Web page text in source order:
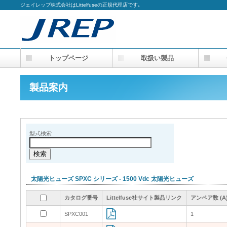
ジェイレップ株式会社はLittelfuseの正規代理店です｡
製品案内
型式検索
太陽光ヒューズ SPXC シリーズ - 1500 Vdc 太陽光ヒューズ
カタログ番号 Littelfuse社サイト製品リンク アンペア数
カタログ番号 Littelfuse社サイト製品リンク アンペア数
カタログ番号 Littelfuse社サイト製品リンク アンペア数
SPXC001 1
カタログ番号 Littelfuse社サイト製品リンク アンペア数
SPXC001 1
トップページ 取扱い製品